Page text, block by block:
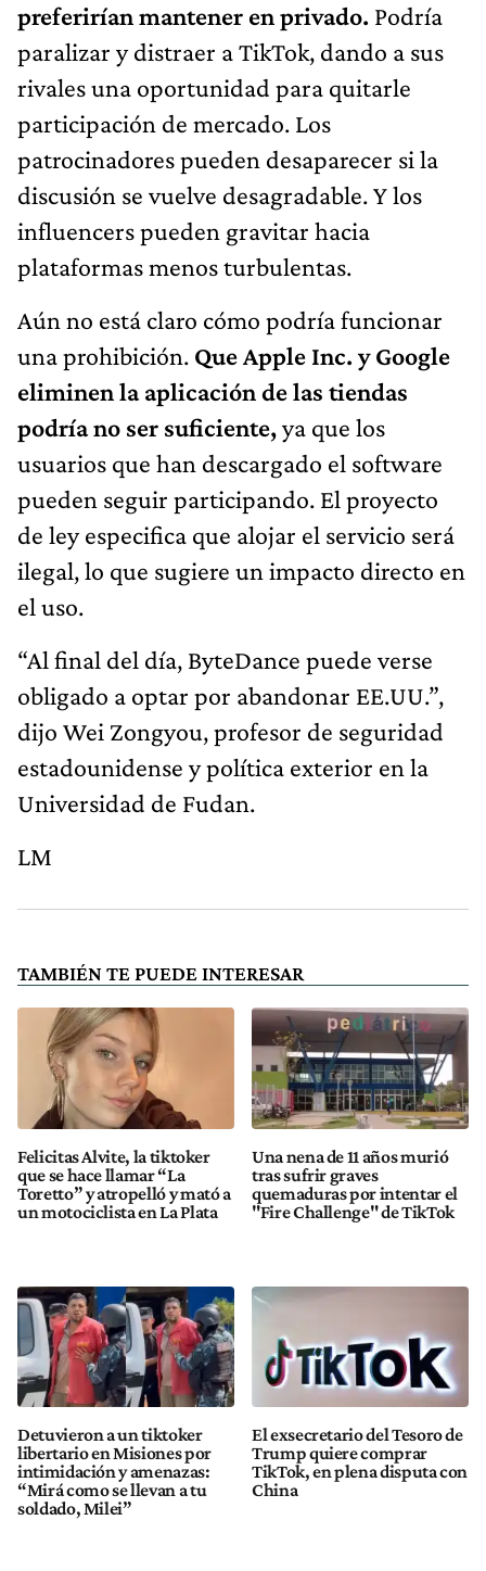
preferirían mantener en privado. Podría
paralizar y distraer a TikTok, dando a sus
rivales una oportunidad para quitarle
participación de mercado. Los
patrocinadores pueden desaparecer si la
discusión se vuelve desagradable. Y los
influencers pueden gravitar hacia
plataformas menos turbulentas.
Aún no está claro cómo podría funcionar
una prohibición. Que Apple Inc. y Google
eliminen la aplicación de las tiendas
podría no ser suficiente,ya que los
usuarios que han descargado el software
pueden seguir participando. El proyecto
de ley especifica que alojar el servicio será
ilegal, lo que sugiere un impacto directo en
el uso.
“Al final del día, ByteDance puede verse
obligado a optar por abandonar EE.UU.”,
dijo Wei Zongyou, profesor de seguridad
estadounidense y política exterior en la
Universidad de Fudan.
LM
TAMBIÉN TE PUEDE INTERESAR
Felicitas Alvite, la tiktoker
que se hace llamar “La
Toretto” y atropelló y mató a
un motociclista en La Plata
Una nena de 11 años murió
tras sufrir graves
quemaduras por intentar el
"Fire Challenge" de TikTok
Detuvieron a un tiktoker
libertario en Misiones por
intimidación y amenazas:
“Mirá como se llevan a tu
soldado, Milei”
El exsecretario del Tesoro de
Trump quiere comprar
TikTok, en plena disputa con
China